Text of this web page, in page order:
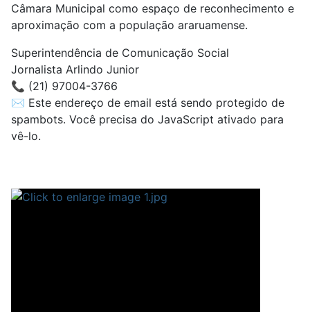
Câmara Municipal como espaço de reconhecimento e
aproximação com a população araruamense.
Superintendência de Comunicação Social
Jornalista Arlindo Junior
📞 (21) 97004-3766
✉ Este endereço de email está sendo protegido de
spambots. Você precisa do JavaScript ativado para
vê-lo.